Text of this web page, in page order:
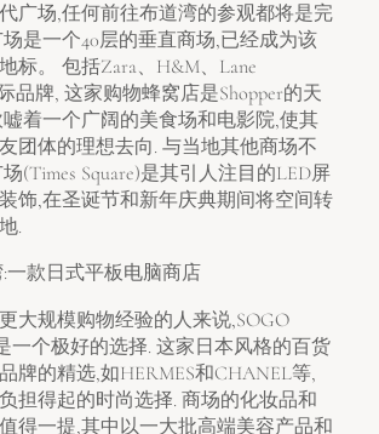
广场,任何前往布道湾的参观都将是完
是一个40层的垂直商场,已经成为该
标。 包括Zara、H&M、Lane
品牌, 这家购物蜂窝店是Shopper的天
着一个广阔的美食场和电影院,使其
团体的理想去向. 与当地其他商场不
(Times Square)是其引人注目的LED屏
饰,在圣诞节和新年庆典期间将空间转
.
一款日式平板电脑商店
大规模购物经验的人来说,SOGO
一个极好的选择. 这家日本风格的百货
牌的精选,如HERMES和CHANEL等,
担得起的时尚选择. 商场的化妆品和
得一提,其中以一大批高端美容产品和